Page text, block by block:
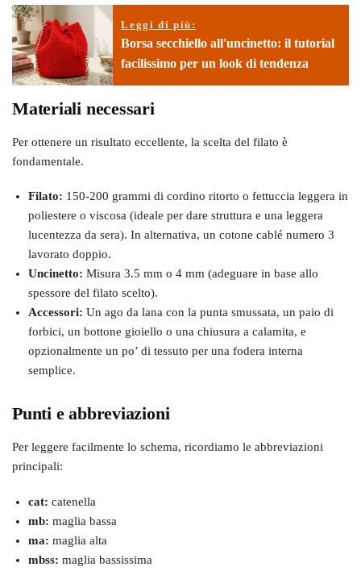
Leggi di più:
Borsa secchiello all'uncinetto: il tutorial
facilissimo per un look di tendenza
Materiali necessari
Per ottenere un risultato eccellente, la scelta del filato è
fondamentale.
Filato: 150-200 grammi di cordino ritorto o fettuccia leggera in
poliestere o viscosa (ideale per dare struttura e una leggera
lucentezza da sera). In alternativa, un cotone cablé numero 3
lavorato doppio.
Uncinetto: Misura 3.5 mm o 4 mm (adeguare in base allo
spessore del filato scelto).
Accessori: Un ago da lana con la punta smussata, un paio di
forbici, un bottone gioiello o una chiusura a calamita, e
opzionalmente un po’ di tessuto per una fodera interna
semplice.
Punti e abbreviazioni
Per leggere facilmente lo schema, ricordiamo le abbreviazioni
principali:
cat: catenella
mb: maglia bassa
ma: maglia alta
mbss: maglia bassissima